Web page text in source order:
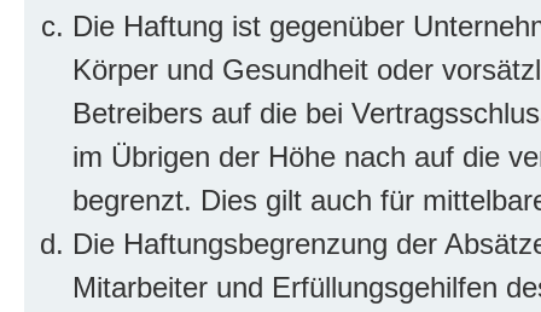
Die Haftung ist gegenüber
Körper und Gesundheit oder
Betreibers auf die bei
im Übrigen der Höhe nach auf die
begrenzt. Dies gilt auch für
Die Haftungsbegrenzung der
Mitarbeiter und Erfüllungsgehilfen